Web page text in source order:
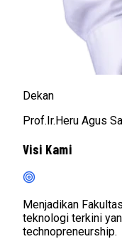
Dekan
Prof.Ir.Heru Agus
Visi Kami
Menjadikan
teknologi terkini
technopreneurship.